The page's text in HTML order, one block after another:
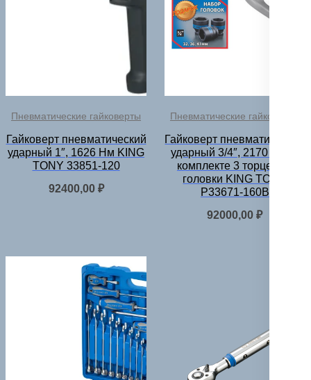
Пневматические гайковерты
Гайковерт пневматический
ударный 1″, 1626 Нм KING
TONY 33851-120
92400,00 ₽
Пневматические гайковерты
Гайковерт пневматический
ударный 3/4″, 2170 Нм, в
комплекте 3 торцевые
головки KING TONY
P33671-160B
92000,00₽